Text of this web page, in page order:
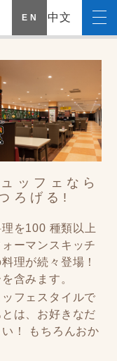
E N 中文
ッフェなら
ろげる!
を100 種類以上
ーマンスキッチ
理が続々登場！
含みます。
フェスタイルで
は、お好きなだ
！ もちろんおか